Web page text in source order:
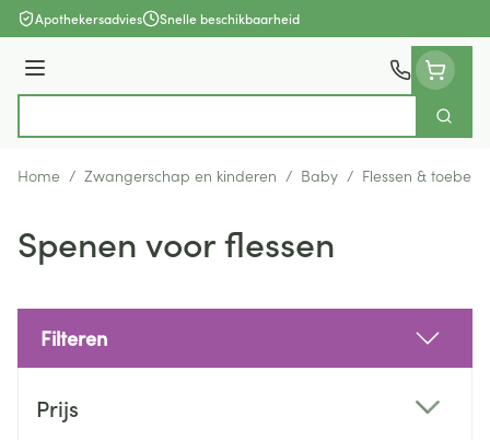
Ga naar de inhoud
Apothekersadvies Snelle beschikbaarheid
Menu
Zoek
Home / Zwangerschap en kinderen / Baby / Flessen &
Spenen voor flessen
Filteren
Prijs